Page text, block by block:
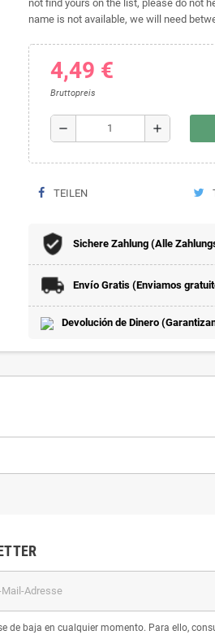
not find yours on the list, please do not
name is not available, we will need
4,49 €
Bruttopreis
remove add
TEILEN
Sichere Zahlung (Alle
Envío Gratis (Enviamos
Devolución de Dinero
de baja en cualquier momento. Para ello,